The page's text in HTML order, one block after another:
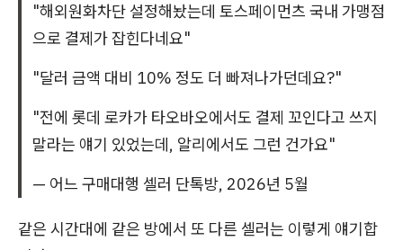
"해외원화차단 설정해놨는데 토스페이먼츠 국내 가맹점
으로 결제가 잡힌다네요"
"달러 금액 대비 10% 정도 더 빠져나가던데요?"
"전에 롯데 로카가 타오바오에서도 결제 꼬인다고 쓰지
말라는 얘기 있었는데, 알리에서도 그런 건가요"
— 어느 구매대행 셀러 단톡방, 2026년 5월
같은 시간대에 같은 방에서 또 다른 셀러는 이렇게 얘기합